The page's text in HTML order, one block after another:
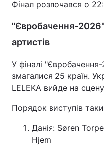
Фінал розпочався о
"Євробачення-2026"
артистів
У фіналі
змагалися 25 країн.
LELEKA вийде на
Порядок виступів
Данія: Søren
Hjem